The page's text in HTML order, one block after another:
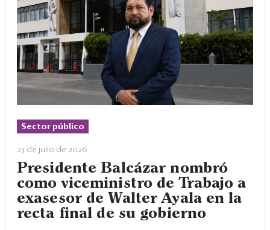
Sector público
23 de julio de 2026
Presidente Balcázar nombró
como viceministro de Trabajo a
exasesor de Walter Ayala en la
recta final de su gobierno